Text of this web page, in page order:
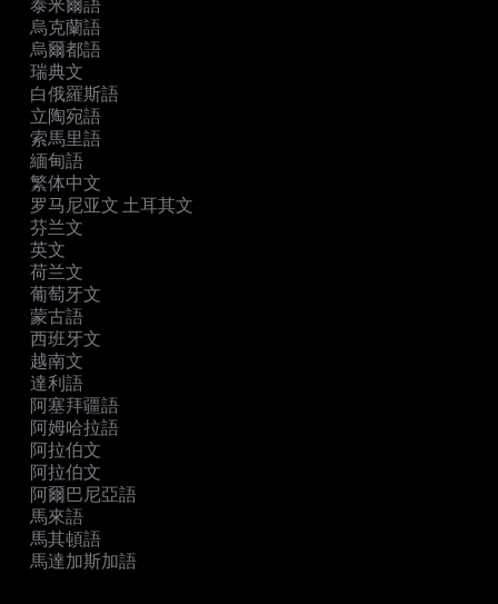
泰米爾語
烏克蘭語
烏爾都語
瑞典文
白俄羅斯語
立陶宛語
索馬里語
緬甸語
繁体中文
罗马尼亚文 土耳其文
芬兰文
英文
荷兰文
葡萄牙文
蒙古語
西班牙文
越南文
達利語
阿塞拜疆語
阿姆哈拉語
阿拉伯文
阿拉伯文
阿爾巴尼亞語
馬來語
馬其頓語
馬達加斯加語